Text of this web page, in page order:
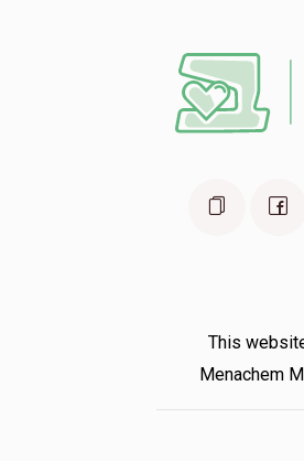
Berel Leifer
2 years ago
This
Menachem